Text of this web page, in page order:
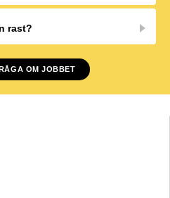
rast?
OM JOBBET